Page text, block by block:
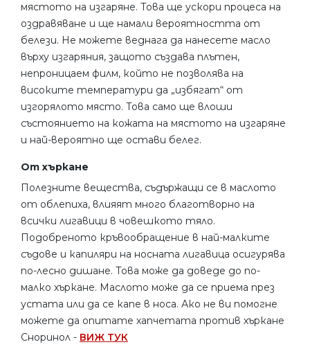
мястото на изгаряне. Това ще ускори процеса на
оздравяване и ще намали вероятността от
белези. Не можете веднага да нанесете масло
върху изгаряния, защото създава плътен,
непроницаем филм, който не позволява на
високите температури да „избягат“ от
изгорялото място. Това само ще влоши
състоянието на кожата на мястото на изгаряне
и най-вероятно ще остави белег.
От хъркане
Полезните вещества, съдържащи се в маслото
от облепиха, влияят много благотворно на
всички лигавици в човешкото тяло.
Подобреното кръвообращение в най-малките
съдове и капиляри на носната лигавица осигурява
по-лесно дишане. Това може да доведе до по-
малко хъркане. Маслото може да се приема през
устата или да се капе в носа. Ако не ви помогне
можете да опитате хапчетата против хъркане
Сноринол - ВИЖ ТУК